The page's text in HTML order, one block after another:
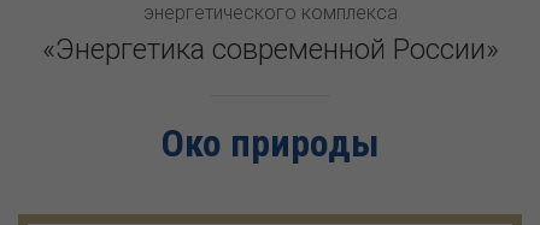
энергетического комплекса
«Энергетика современной России»
Око природы